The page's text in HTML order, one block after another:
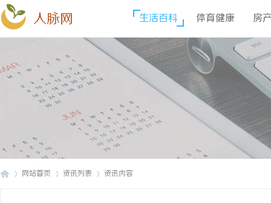
人脉网 生活百科 体育健康 房
网站首页 资讯列表 资讯内容